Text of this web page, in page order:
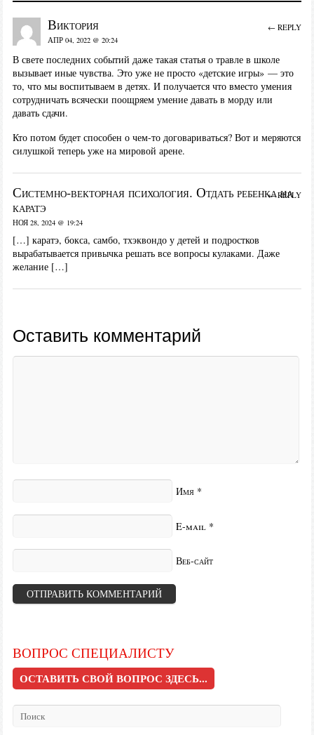
Виктория
АПР 04, 2022 @ 20:24
В свете последних событий даже такая статья о травле в школе
вызывает иные чувства. Это уже не просто «детские игры» — это
то, что мы воспитываем в детях. И получается что вместо умения
сотрудничать всячески поощряем умение давать в морду или
давать сдачи.
Кто потом будет способен о чем-то договариваться? Вот и меряются
силушкой теперь уже на мировой арене.
← REPLY
Системно-векторная психология. Отдать ребенка на
каратэ
НОЯ 28, 2024 @ 19:24
[…] каратэ, бокса, самбо, тхэквондо у детей и подростков
вырабатывается привычка решать все вопросы кулаками. Даже
желание […]
← REPLY
Оставить комментарий
Имя *
E-mail *
Веб-сайт
ВОПРОС СПЕЦИАЛИСТУ
ОСТАВИТЬ СВОЙ ВОПРОС ЗДЕСЬ...